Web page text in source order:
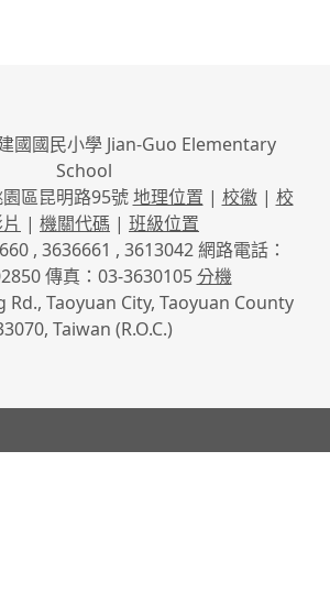
國國民小學 Jian-Guo Elementary
School
區昆明路95號地理位置 | 校徽| 校
| 機關代碼 | 班級位置
, 3636661 , 3613042 網路電話：
傳真：03-3630105分機
Rd., Taoyuan City, Taoyuan County
Taiwan (R.O.C.)